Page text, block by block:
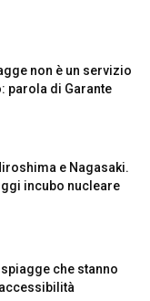
non è un servizio
parola di Garante
e Nagasaki.
incubo nucleare
spiagge che stanno